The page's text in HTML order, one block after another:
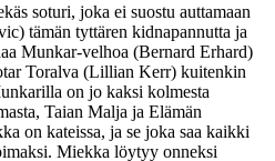
soturi, joka ei suostu auttamaan
) tämän tyttären kidnapannutta ja
Munkar-velhoa (Bernard Erhard)
Toralva (Lillian Kerr) kuitenkin
on jo kaksi kolmesta
Taian Malja ja Elämän
on kateissa, ja se joka saa kaikki
Miekka löytyy onneksi